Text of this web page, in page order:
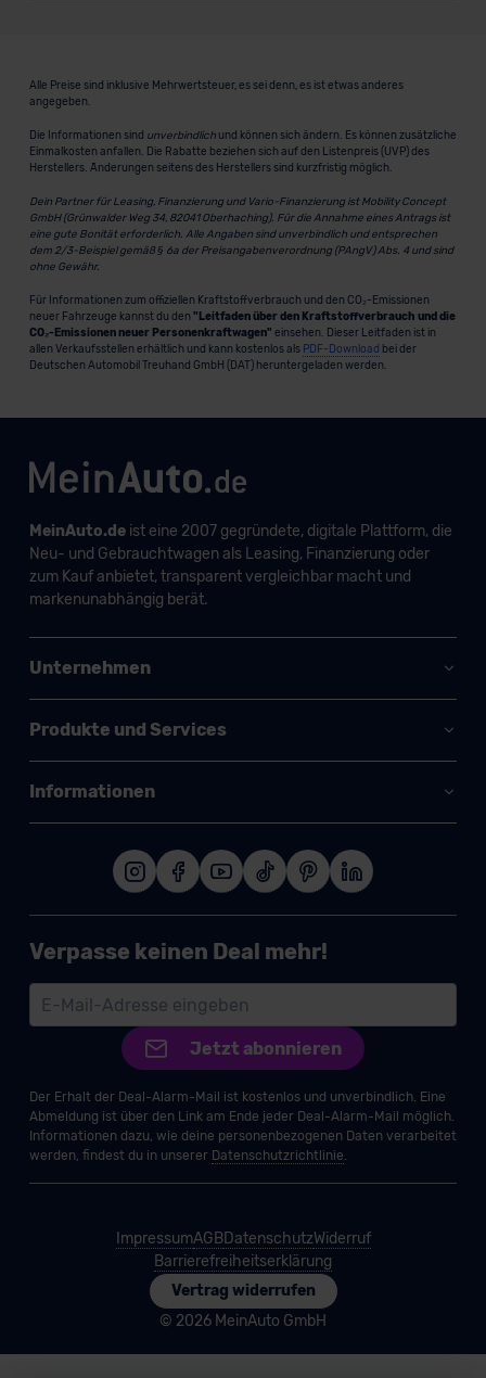
Alle Preise sind inklusive Mehrwertsteuer, es sei denn, es ist etwas anderes
angegeben.
Die Informationen sind unverbindlichund können sich ändern. Es können zusätzliche
Einmalkosten anfallen. Die Rabatte beziehen sich auf den Listenpreis (UVP) des
Herstellers. Änderungen seitens des Herstellers sind kurzfristig möglich.
Dein Partner für Leasing, Finanzierung und Vario-Finanzierung ist Mobility Concept
GmbH (Grünwalder Weg 34, 82041 Oberhaching). Für die Annahme eines Antrags ist
eine gute Bonität erforderlich. Alle Angaben sind unverbindlich und entsprechen
dem 2/3-Beispiel gemäß § 6a der Preisangabenverordnung (PAngV) Abs. 4 und sind
ohne Gewähr.
Für Informationen zum offiziellen Kraftstoffverbrauch und den CO₂-Emissionen
neuer Fahrzeuge kannst du den "Leitfaden über den Kraftstoffverbrauch und die
CO₂-Emissionen neuer Personenkraftwagen" einsehen. Dieser Leitfaden ist in
allen Verkaufsstellen erhältlich und kann kostenlos als PDF-Download bei der
Deutschen Automobil Treuhand GmbH (DAT) heruntergeladen werden.
MeinAuto.deist eine 2007 gegründete, digitale Plattform, die
Neu- und Gebrauchtwagen als Leasing, Finanzierung oder
zum Kauf anbietet, transparent vergleichbar macht und
markenunabhängig berät.
Unternehmen
Produkte und Services
Informationen
Verpasse keinen Deal mehr!
Jetzt abonnieren
Der Erhalt der Deal-Alarm-Mail ist kostenlos und unverbindlich. Eine
Abmeldung ist über den Link am Ende jeder Deal-Alarm-Mail möglich.
Informationen dazu, wie deine personenbezogenen Daten verarbeitet
werden, findest du in unserer Datenschutzrichtlinie.
ImpressumAGBDatenschutzWiderruf
Barrierefreiheitserklärung
Vertrag widerrufen
© 2026 MeinAuto GmbH